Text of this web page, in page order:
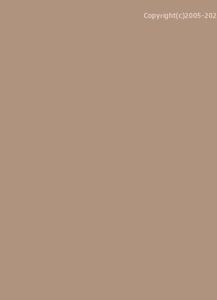
Copyright(c)2005-